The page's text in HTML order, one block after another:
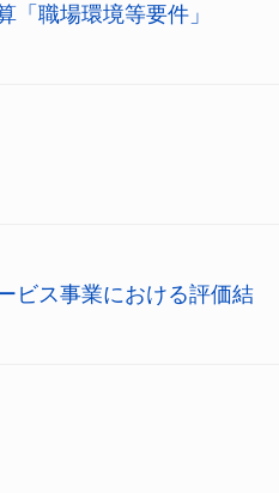
「職場環境等要件」
ビス事業における評価結